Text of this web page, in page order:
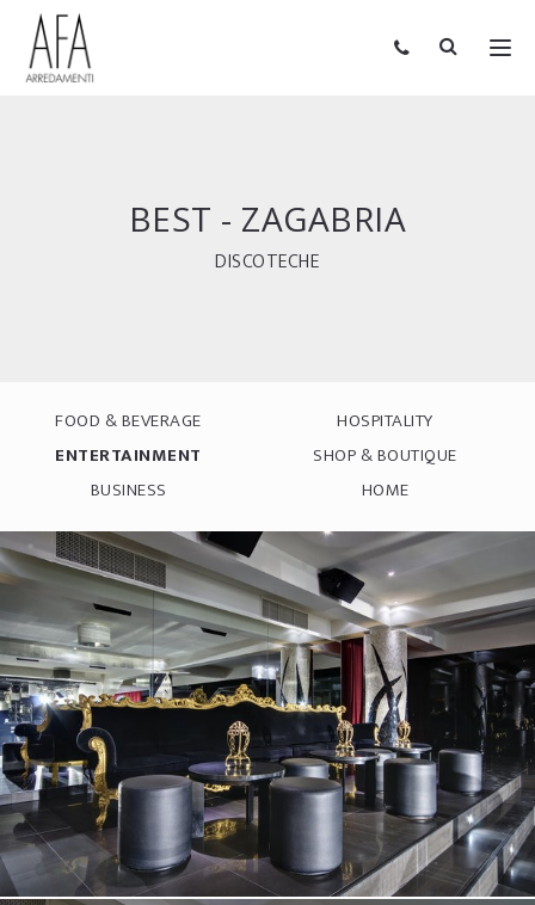
BEST - ZAGABRIA
DISCOTECHE
FOOD & BEVERAGE
HOSPITALITY
ENTERTAINMENT
SHOP & BOUTIQUE
BUSINESS
HOME